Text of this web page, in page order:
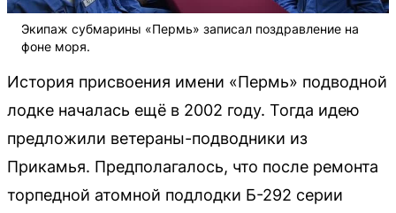
Экипаж субмарины «Пермь» записал поздравление на
фоне моря.
История присвоения имени «Пермь» подводной
лодке началась ещё в 2002 году. Тогда идею
предложили ветераны-подводники из
Прикамья. Предполагалось, что после ремонта
торпедной атомной подлодки Б-292 серии